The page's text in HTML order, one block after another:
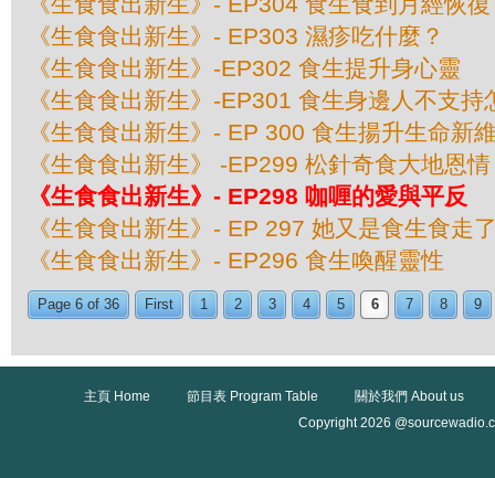
《生食食出新生》- EP303 濕疹吃什麼？
《生食食出新生》-EP302 食生提升身心靈
《生食食出新生》-EP301 食生身邊人不支持
《生食食出新生》- EP 300 食生揚升生命新
《生食食出新生》 -EP299 松針奇食大地恩情
《生食食出新生》- EP298 咖喱的愛與平反
《生食食出新生》- EP 297 她又是食生食走
《生食食出新生》- EP296 食生喚醒靈性
Page 6 of 36 First 1 2 3 4 5 6 7 8 9
主頁 Home 節目表 Program Table
關於我們 About us
Copyright 2026